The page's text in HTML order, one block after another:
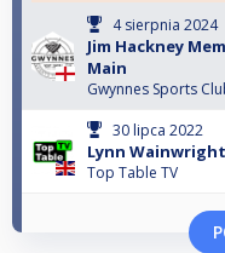
4 sierpnia 2024
Jim Hackney
Main
Gwynnes Sports
30 lipca 2022
Lynn
Top Table TV